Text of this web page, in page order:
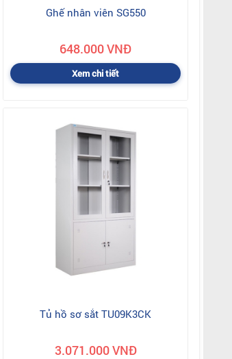
Ghế nhân viên SG550
648.000 VNĐ
Xem chi tiết
Tủ hồ sơ sắt TU09K3CK
3.071.000 VNĐ